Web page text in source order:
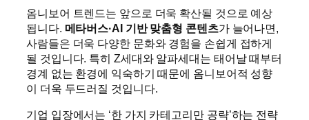
옴니보어 트렌드는 앞으로 더욱 확산될 것으로 예상
됩니다. 메타버스·AI 기반 맞춤형 콘텐츠가 늘어나면,
사람들은 더욱 다양한 문화와 경험을 손쉽게 접하게
될 것입니다. 특히 Z세대와 알파세대는 태어날 때부터
경계 없는 환경에 익숙하기 때문에 옴니보어적 성향
이 더욱 두드러질 것입니다.
기업 입장에서는 ‘한 가지 카테고리만 공략’하는 전략